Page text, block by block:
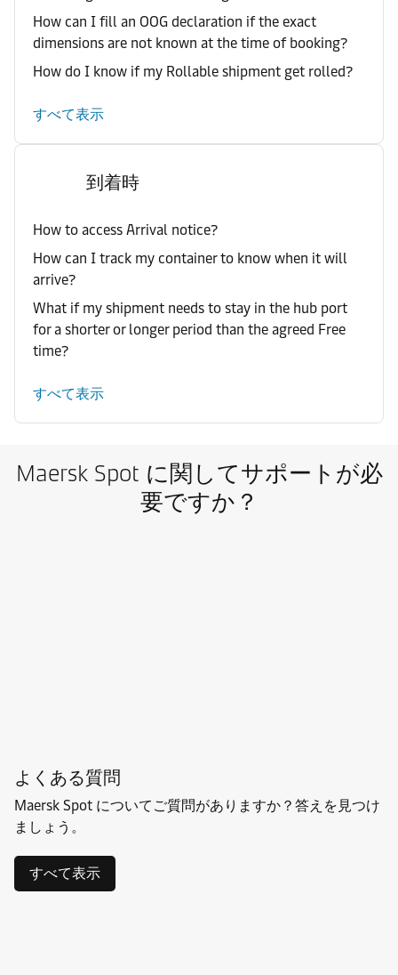
How can I fill an OOG declaration if the exact
dimensions are not known at the time of booking?
How do I know if my Rollable shipment get rolled?
すべて表示
到着時
How to access Arrival notice?
How can I track my container to know when it will
arrive?
What if my shipment needs to stay in the hub port
for a shorter or longer period than the agreed Free
time?
すべて表示
Maersk Spot に関してサポートが必
要ですか？
よくある質問
Maersk Spot についてご質問がありますか？答えを見つけ
ましょう。
すべて表示